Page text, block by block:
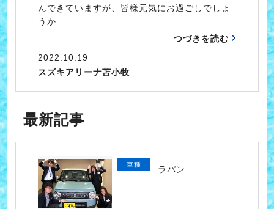
んできていますが、皆様元気にお過ごしでしょ
うか…
つづきを読む
2022.10.19
スズキアリーナ苫小牧
最新記事
車種 ラパン